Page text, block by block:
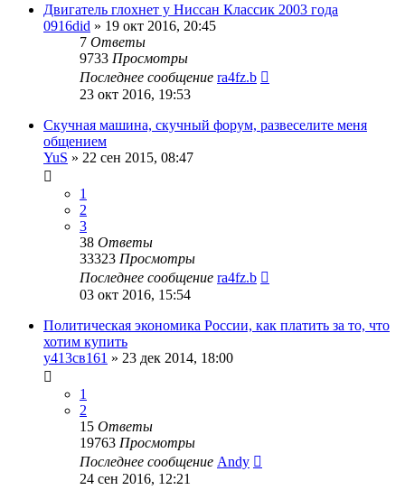
Двигатель глохнет у Ниссан Классик 2003 года
0916did » 19 окт 2016, 20:45
7 Ответы
9733 Просмотры
Последнее сообщение ra4fz.b
23 окт 2016, 19:53
Скучная машина, скучный форум, развеселите меня
общением
YuS » 22 сен 2015, 08:47
1
2
3
38 Ответы
33323 Просмотры
Последнее сообщение ra4fz.b
03 окт 2016, 15:54
Политическая экономика России, как платить за то, что
хотим купить
у413св161 » 23 дек 2014, 18:00
1
2
15 Ответы
19763 Просмотры
Последнее сообщение Andy
24 сен 2016, 12:21